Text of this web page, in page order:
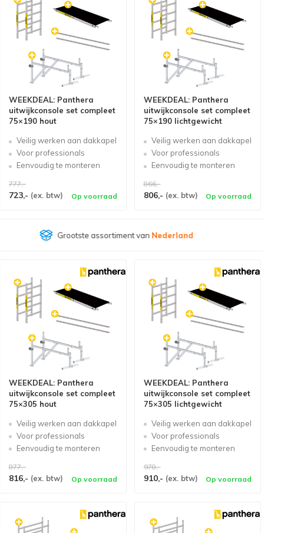
WEEKDEAL: Panthera
uitwijkconsole set compleet
75×190 hout
Veilig werken aan dakkapel
Voor professionals
Eenvoudig te monteren
777,-
723,- (ex. btw) Op voorraad
WEEKDEAL: Panthera
uitwijkconsole set compleet
75×190 lichtgewicht
Veilig werken aan dakkapel
Voor professionals
Eenvoudig te monteren
866,-
806,- (ex. btw) Op voorraad
Klantenbeoordeling9,4/10
WEEKDEAL: Panthera
uitwijkconsole set compleet
75×305 hout
Veilig werken aan dakkapel
Voor professionals
Eenvoudig te monteren
877,-
816,- (ex. btw) Op voorraad
WEEKDEAL: Panthera
uitwijkconsole set compleet
75×305 lichtgewicht
Veilig werken aan dakkapel
Voor professionals
Eenvoudig te monteren
978,-
910,- (ex. btw) Op voorraad